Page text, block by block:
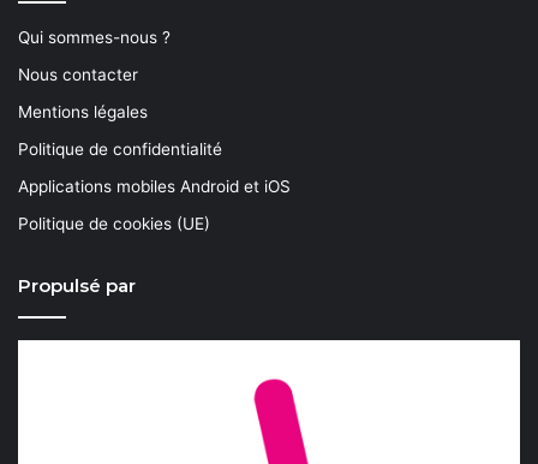
Qui sommes-nous ?
Nous contacter
Mentions légales
Politique de confidentialité
Applications mobiles Android et iOS
Politique de cookies (UE)
Propulsé par